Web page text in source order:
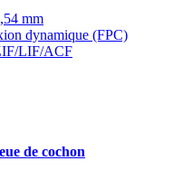
mm
dynamique (FPC)
LIF/ACF
de cochon